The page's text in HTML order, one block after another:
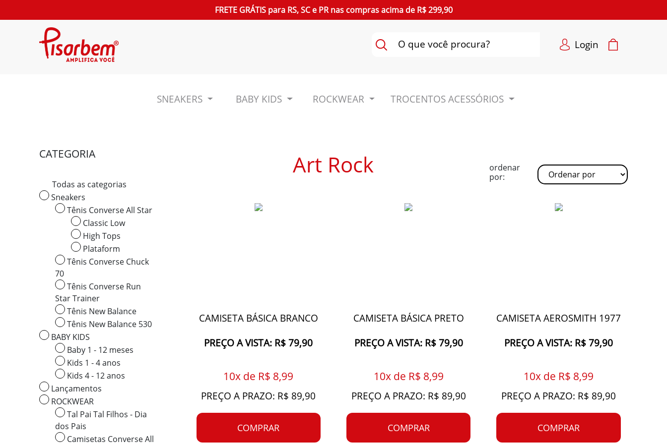
FRETE GRÁTISpara RS, SC e PRnas compras acima de R$ 299,90
Login
SNEAKERS BABY KIDS ROCKWEAR TROCENTOS ACESSÓRIOS
CATEGORIA
Todas as categorias
Sneakers
Tênis Converse All Star
Classic Low
High Tops
Plataform
Tênis Converse Chuck
70
Tênis Converse Run
Star Trainer
Tênis New Balance
Tênis New Balance 530
BABY KIDS
Baby 1 - 12 meses
Kids 1 - 4 anos
Kids 4 - 12 anos
Lançamentos
ROCKWEAR
Tal Pai Tal Filhos - Dia
dos Pais
Camisetas Converse All
Art Rock
ordenar
por:
CAMISETA BÁSICA BRANCO
PREÇO A VISTA: R$ 79,90
10x de R$ 8,99
PREÇO A PRAZO: R$ 89,90
COMPRAR
CAMISETA BÁSICA PRETO
PREÇO A VISTA: R$ 79,90
10x de R$ 8,99
PREÇO A PRAZO: R$ 89,90
COMPRAR
CAMISETA AEROSMITH 1977
PREÇO A VISTA: R$ 79,90
10x de R$ 8,99
PREÇO A PRAZO: R$ 89,90
COMPRAR